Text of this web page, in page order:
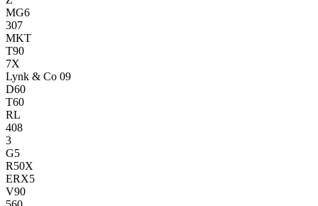
MG6
307
MKT
T90
7X
Lynk & Co 09
D60
T60
RL
408
3
G5
R50X
ERX5
V90